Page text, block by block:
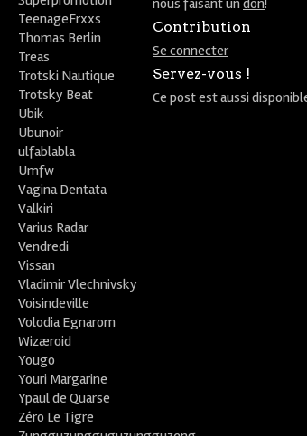
nous faisant undon!
Contribution
Se connecter
Servez-vous !
Ce post est aussi
TeenageFrxxs
Thomas Berlin
Treas
Trotski Nautique
Trotsky Beat
Ubik
Ubunoir
ulfablabla
Umfw
Vagina Dentata
Valkiri
Varius Radar
Vendredi
Vissan
Vladimir Vlechnivsky
Voisindeville
Volodia Egnarom
Wizæroid
Yougo
Youri Margarine
Ypaul de Quarse
Zéro Le Tigre